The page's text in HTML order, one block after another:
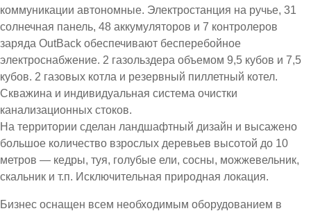
коммуникации автономные. Электростанция на ручье, 31
солнечная панель, 48 аккумуляторов и 7 контролеров
заряда OutBack обеспечивают бесперебойное
электроснабжение. 2 газольздера объемом 9,5 кубов и 7,5
кубов. 2 газовых котла и резервный пиллетный котел.
Скважина и индивидуальная система очистки
канализационных стоков.
На территории сделан ландшафтный дизайн и высажено
большое количество взрослых деревьев высотой до 10
метров — кедры, туя, голубые ели, сосны, можжевельник,
скальник и т.п. Исключительная природная локация.
Бизнес оснащен всем необходимым оборудованием в